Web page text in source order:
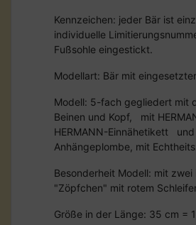
Kennzeichen: jeder Bär ist
individuelle
Fußsohle eingestickt.
Modellart: Bär mit
Modell: 5-fach gegliedert mit
Beinen und Kopf, mit
HERMANN-Einnähetikett und
Anhängeplombe, mit
Besonderheit Modell: mit
"Zöpfchen" mit rotem
Größe in der Länge: 35 cm =